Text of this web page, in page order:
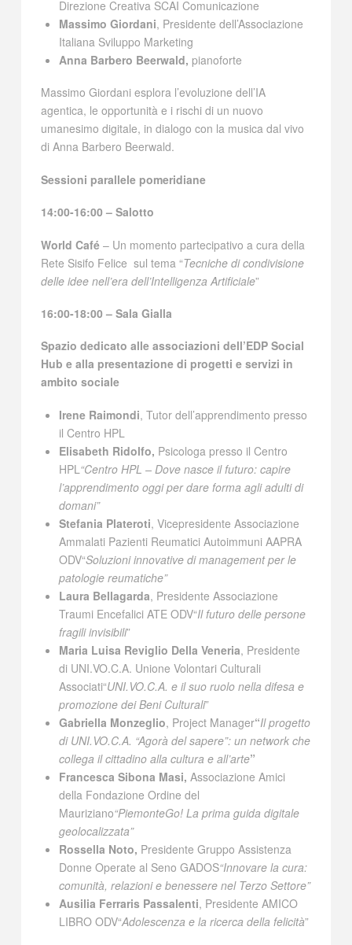
Direzione Creativa SCAI Comunicazione
Massimo Giordani, Presidente dell’Associazione
Italiana Sviluppo Marketing
Anna Barbero Beerwald,pianoforte
Massimo Giordani esplora l’evoluzione dell’IA
agentica, le opportunità e i rischi di un nuovo
umanesimo digitale, in dialogo con la musica dal vivo
di Anna Barbero Beerwald.
Sessioni parallele pomeridiane
14:00-16:00 – Salotto
World Café – Un momento partecipativo a cura della
Rete Sisifo Felice sul tema “Tecniche di condivisione
delle idee nell’era dell’Intelligenza Artificiale”
16:00-18:00 – Sala Gialla
Spazio dedicato alle associazioni dell’EDP Social
Hub e alla presentazione di progetti e servizi in
ambito sociale
Irene Raimondi, Tutor dell’apprendimento presso
il Centro HPL
Elisabeth Ridolfo, Psicologa presso il Centro
HPL “Centro HPL – Dove nasce il futuro: capire
l’apprendimento oggi per dare forma agli adulti di
domani”
Stefania Plateroti, Vicepresidente Associazione
Ammalati Pazienti Reumatici Autoimmuni AAPRA
ODV“Soluzioni innovative di management per le
patologie reumatiche”
Laura Bellagarda, Presidente Associazione
Traumi Encefalici ATE ODV“Il futuro delle persone
fragili invisibili”
Maria Luisa Reviglio Della Veneria, Presidente
di UNI.VO.C.A. Unione Volontari Culturali
Associati“UNI.VO.C.A. e il suo ruolo nella difesa e
promozione dei Beni Culturali”
Gabriella Monzeglio, Project Manager“Il progetto
di UNI.VO.C.A. “Agorà del sapere”: un network che
collega il cittadino alla cultura e all’arte”
Francesca Sibona Masi,Associazione Amici
della Fondazione Ordine del
Mauriziano“PiemonteGo! La prima guida digitale
geolocalizzata”
Rossella Noto, Presidente Gruppo Assistenza
Donne Operate al Seno GADOS“Innovare la cura:
comunità, relazioni e benessere nel Terzo Settore”
Ausilia Ferraris Passalenti, Presidente AMICO
LIBRO ODV“Adolescenza e la ricerca della felicità”